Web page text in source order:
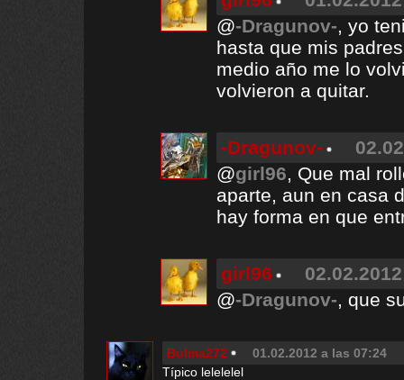
@-Dragunov-, yo
hasta que mis
medio año me lo
volvieron a quitar.
-Dragunov-
@girl96, Que mal
aparte, aun en casa
hay forma en que
girl96
@-Dragunov-, que
Bulma272
01.02.2012 a las 07:24
Típico lelelelel